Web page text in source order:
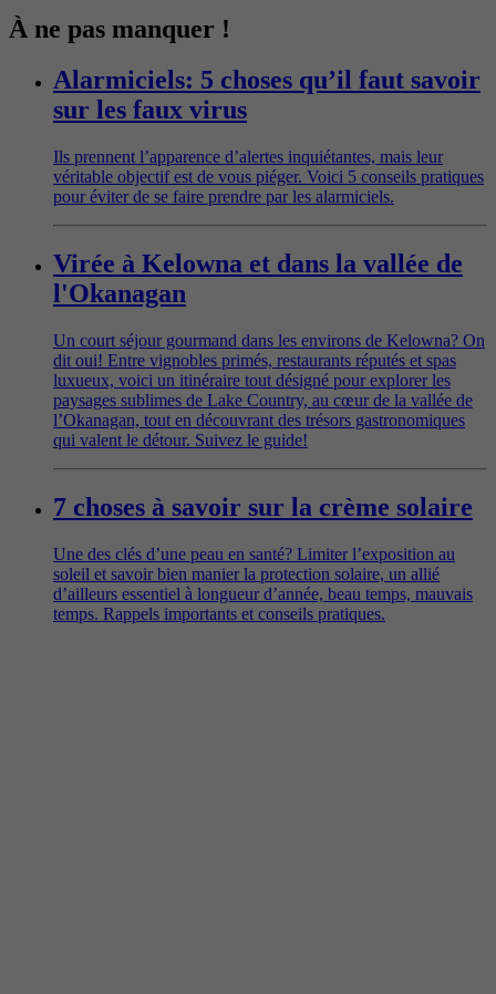
À ne pas manquer !
Alarmiciels: 5 choses qu’il faut savoir
sur les faux virus
Ils prennent l’apparence d’alertes inquiétantes, mais leur
véritable objectif est de vous piéger. Voici 5 conseils pratiques
pour éviter de se faire prendre par les alarmiciels.
Virée à Kelowna et dans la vallée de
l'Okanagan
Un court séjour gourmand dans les environs de Kelowna? On
dit oui! Entre vignobles primés, restaurants réputés et spas
luxueux, voici un itinéraire tout désigné pour explorer les
paysages sublimes de Lake Country, au cœur de la vallée de
l’Okanagan, tout en découvrant des trésors gastronomiques
qui valent le détour. Suivez le guide!
7 choses à savoir sur la crème solaire
Une des clés d’une peau en santé? Limiter l’exposition au
soleil et savoir bien manier la protection solaire, un allié
d’ailleurs essentiel à longueur d’année, beau temps, mauvais
temps. Rappels importants et conseils pratiques.